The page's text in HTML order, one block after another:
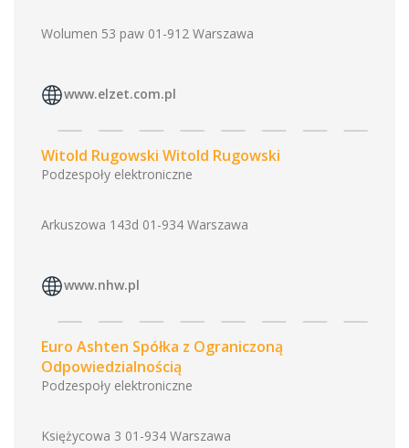
Wolumen 53 paw 01-912 Warszawa
www.elzet.com.pl
Witold Rugowski Witold Rugowski
Podzespoły elektroniczne
Arkuszowa 143d 01-934 Warszawa
www.nhw.pl
Euro Ashten Spółka z Ograniczoną
Odpowiedzialnością
Podzespoły elektroniczne
Księżycowa 3 01-934 Warszawa